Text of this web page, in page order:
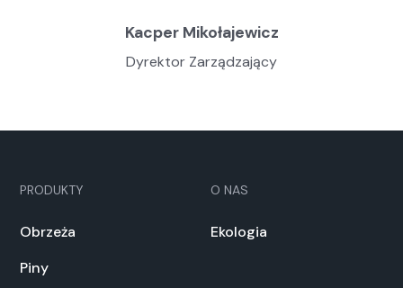
Kacper Mikołajewicz
Dyrektor Zarządzający
PRODUKTY
Obrzeża
Piny
O NAS
Ekologia